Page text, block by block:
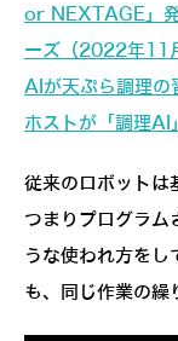
or NEXTAGE」
ーズ（2022年11
AIが天ぷら調理
ホストが「調理AI
従来のロボットは
つまりプログラム
うな使われ方をし
も、同じ作業の繰